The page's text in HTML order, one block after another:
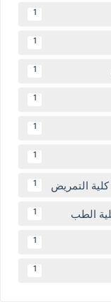
1
1
1
1
1
1
التمريض 1
الطب 1
1
1